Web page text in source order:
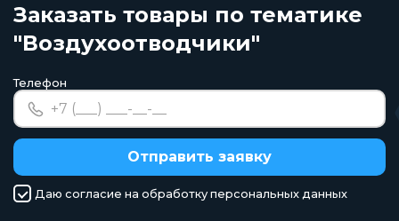
Заказать товары по тематике
"Воздухоотводчики"
Телефон
Отправить заявку
Даю согласие на обработку персональных данных